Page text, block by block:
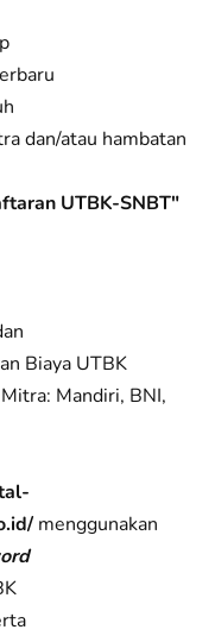
dan/atau hambatan
UTBK-SNBT"
Biaya UTBK
Mandiri, BNI,
menggunakan